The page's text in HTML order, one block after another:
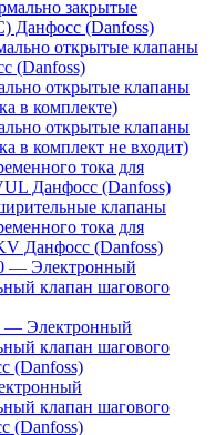
закрытые
Данфосс (Danfoss)
открытые клапаны
(Danfoss)
открытые клапаны
в комплекте)
открытые клапаны
в комплект не входит)
тока для
Данфосс (Danfoss)
клапаны
тока для
Данфосс (Danfoss)
— Электронный
клапан шагового
— Электронный
клапан шагового
(Danfoss)
клапан шагового
(Danfoss)